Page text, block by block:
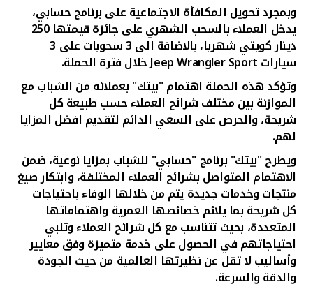
وبمجرد تحويل المكافأة الاجتماعية على برنامج حسابي،
يدخل العملاء بالسحب الشهري على جائزة قيمتها 250
دينار كويتي شهريا، بالاضافة الى 3 سحوبات على 3
سياراتJeep Wrangler Sportخلال فترة الحملة.
وتؤكد هذه الحملة اهتمام "بيتك" بعملائه من الشباب مع
الموازنة بين مختلف شرائح العملاء حسب طبيعة كل
شريحة، والحرص على السعي الدائم لتقديم افضل المزايا
لهم.
ويطرح "بيتك" برنامج "حسابي" للشباب بمزايا نوعية، ضمن
الاهتمام المتواصل بشرائح العملاء المختلفة، وابتكار صيغ
منتجات وخدمات جديدة يتم من خلالها الوفاء باحتياجات
كل شريحة بما يلائم خصائصها العمرية واهتماماتها
المتعددة، بحيث تتناسب مع كل شرائح العملاء وتلبي
احتياجاتهم في الحصول على خدمة متميزة وفق معايير
وأساليب لا تقل عن نظيرتها العالمية من حيث الجودة
والدقة والسرعة.